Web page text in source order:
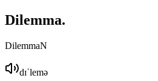
Dilemma.
DilemmaN
dɪˈlemə